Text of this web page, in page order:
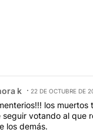
k 22 DE OCTUBRE DE
los muertos
votando al que
los demás.